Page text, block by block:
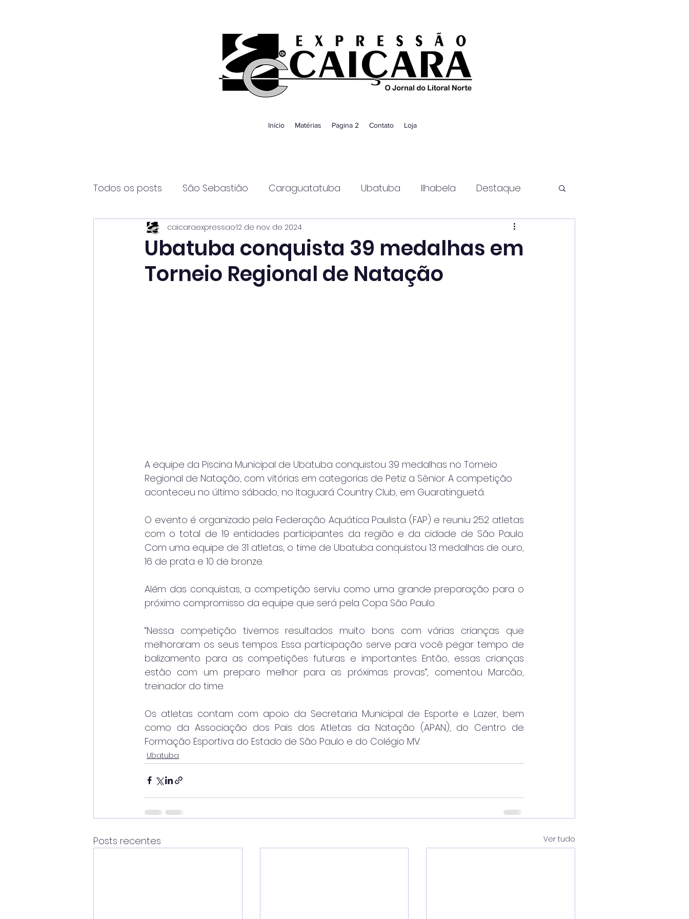
Início Matérias Pagina 2 Contato Loja
Todos os posts São Sebastião Caraguatatuba Ubatuba Ilhabela Destaque
Página2 Itanhaém Guaratinguetá
Ubatuba conquista 39 medalhas em
Torneio Regional de Natação
caicaraexpressao12 de nov. de 2024
A equipe da Piscina Municipal de Ubatuba conquistou 39 medalhas no Torneio
Regional de Natação, com vitórias em categorias de Petiz a Sênior. A competição
aconteceu no último sábado, no Itaguará Country Club, em Guaratinguetá.
O evento é organizado pela Federação Aquática Paulista (FAP) e reuniu 252 atletas
com o total de 19 entidades participantes da região e da cidade de São Paulo.
Com uma equipe de 31 atletas, o time de Ubatuba conquistou 13 medalhas de ouro,
16 de prata e 10 de bronze.
Além das conquistas, a competição serviu como uma grande preparação para o
próximo compromisso da equipe que será pela Copa São Paulo.
“Nessa competição tivemos resultados muito bons com várias crianças que
melhoraram os seus tempos. Essa participação serve para você pegar tempo de
balizamento para as competições futuras e importantes. Então, essas crianças
estão com um preparo melhor para as próximas provas”, comentou Marcão,
treinador do time.
Os atletas contam com apoio da Secretaria Municipal de Esporte e Lazer, bem
como da Associação dos Pais dos Atletas da Natação (APAN), do Centro de
Formação Esportiva do Estado de São Paulo e do Colégio MV.
Ubatuba
Posts recentes Ver tudo